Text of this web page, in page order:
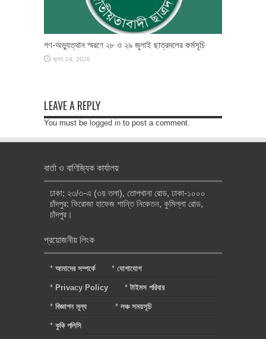
গণ-অভ্যুত্থান স্মরণে ২৮ ও ২৯ জুলাই ছাত্রদলের কর্মসূচি
জুলাই 24, 2026
LEAVE A REPLY
You must be logged in to post a comment.
বার্তা ও বাণিজ্যিক কার্যালয়
ঢাকা: ২৩/৩-এ (৩য় তলা), তোপখানা রোড, ঢাকা-১০০০
চাঁদপুর: ফিরোজা হাফেজ শান্তি নিকেতন, কুমিল্লা রোড,
চাঁদপুর।
প্রয়োজনীয় লিংক
* আমাদের সম্পর্কে * যোগাযোগ
* Privacy Policy *টাইমস পরিবার
* বিজ্ঞাপন মূল্য * লঞ্চ সময়সূচি
* কুকি পলিসি